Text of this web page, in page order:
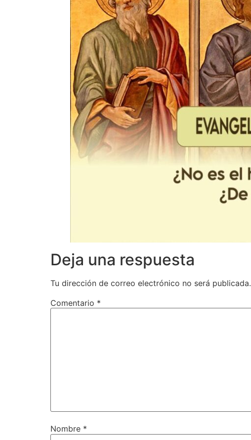
Deja una respuesta
Tu dirección de correo electrónico no será publicada.
Comentario *
Nombre *